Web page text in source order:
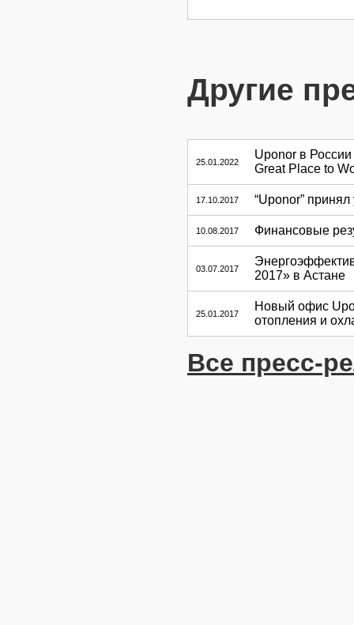
Другие
25.01.2022
Uponor в
Great Place to
17.10.2017 “Uponor”
10.08.2017 Финансовые
03.07.2017
2017» в Астане
25.01.2017
Новый офис
отопления и
Все пресс-